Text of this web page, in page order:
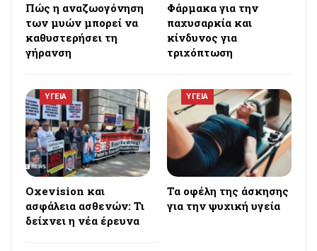
Πώς η αναζωογόνηση
των μυών μπορεί να
καθυστερήσει τη
γήρανση
Φάρμακα για την
παχυσαρκία και
κίνδυνος για
τριχόπτωση
ΥΓΕΙΑ
Oxevision και
ασφάλεια ασθενών: Τι
δείχνει η νέα έρευνα
ΥΓΕΙΑ
Τα οφέλη της άσκησης
για την ψυχική υγεία